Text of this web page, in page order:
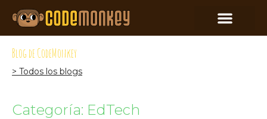
Blog de CodeMonkey
> Todos los blogs
Categoría: EdTech